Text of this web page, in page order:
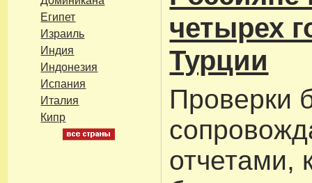
Египет
Израиль
Индия
Индонезия
Испания
Италия
Кипр
четырех
Турции
Проверки
отчетами,